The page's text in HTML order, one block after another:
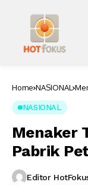
Home NASIONAL
NASIONAL
Menaker
Pabrik
Editor